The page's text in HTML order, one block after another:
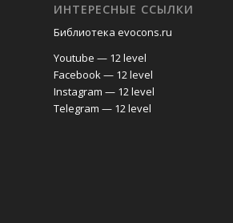
ИНТЕРЕСНЫЕ ССЫЛКИ
Библиотека evocons.ru
Youtube — 12 level
Facebook — 12 level
Instagram — 12 level
Telegram — 12 level